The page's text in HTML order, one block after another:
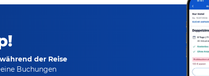
der Reise
Buchungen